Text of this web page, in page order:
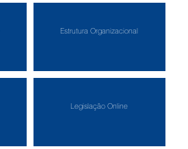
Estrutura Organizacional
Legislação Online